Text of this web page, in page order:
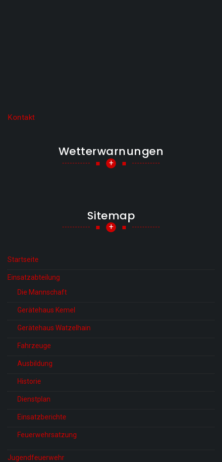
Kontakt
Wetterwarnungen
+
Sitemap
+
Startseite
Einsatzabteilung
Die Mannschaft
Gerätehaus Kemel
Gerätehaus Watzelhain
Fahrzeuge
Ausbildung
Historie
Dienstplan
Einsatzberichte
Feuerwehrsatzung
Jugendfeuerwehr